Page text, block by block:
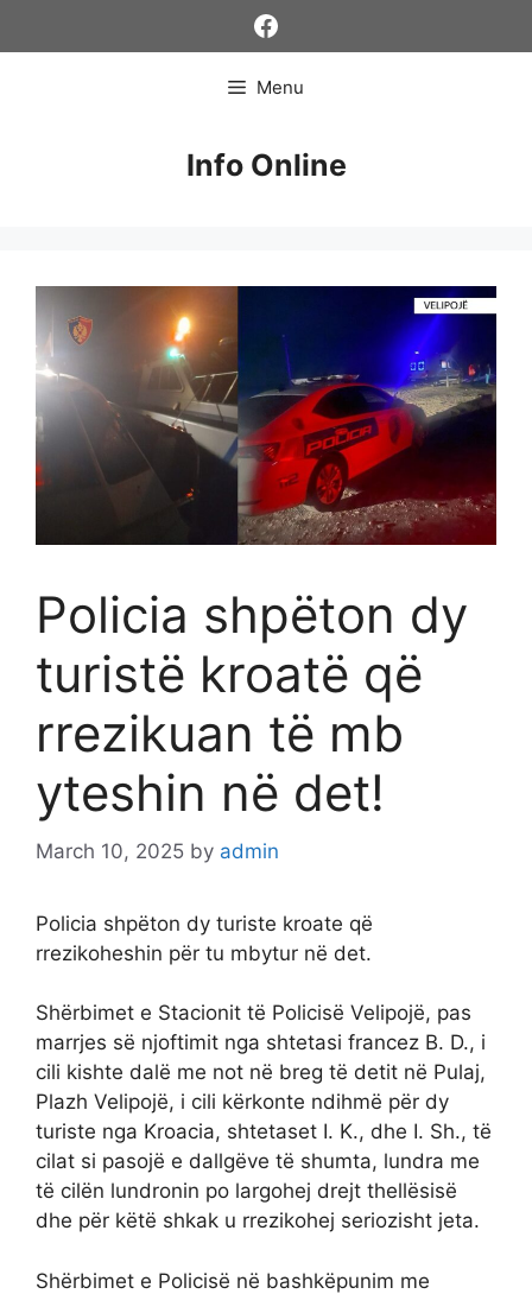
Facebook
Menu
Info Online
Policia shpëton dy
turistë kroatë që
rrezikuan të mb
yteshin në det!
March 10, 2025 by admin
Policia shpëton dy turiste kroate që
rrezikoheshin për tu mbytur në det.
Shërbimet e Stacionit të Policisë Velipojë, pas
marrjes së njoftimit nga shtetasi francez B. D., i
cili kishte dalë me not në breg të detit në Pulaj,
Plazh Velipojë, i cili kërkonte ndihmë për dy
turiste nga Kroacia, shtetaset I. K., dhe I. Sh., të
cilat si pasojë e dallgëve të shumta, lundra me
të cilën lundronin po largohej drejt thellësisë
dhe për këtë shkak u rrezikohej seriozisht jeta.
Shërbimet e Policisë në bashkëpunim me